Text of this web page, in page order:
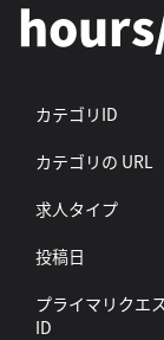
カテゴリID
カテゴリの URL
求人タイプ
投稿日
プライマリクエ
ID